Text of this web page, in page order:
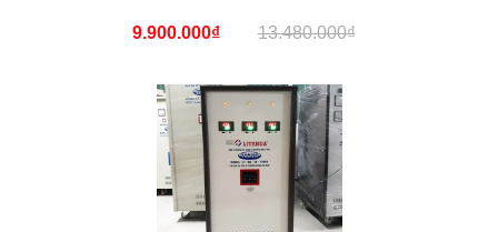
9.900.000₫ 13.480.000₫